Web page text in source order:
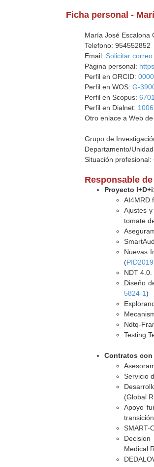
Ficha personal -
María José Escalona
Telefono: 954552852
Email: Solicitar correo
Página personal:
Perfil en ORCID:
Perfil en WOS:G-
Perfil en Scopus:
Perfil en Dialnet:
Otro enlace a Web
Grupo de
Departamento/
Situación
Responsable
Proyecto
AI4MRD
Ajustes
tomate
Nuevas
(
NDT
Diseño
5824-1)
Ndtq-
Testing
Contratos
Servicio
(Global
Apoyo
SMART-
Decision
Medical